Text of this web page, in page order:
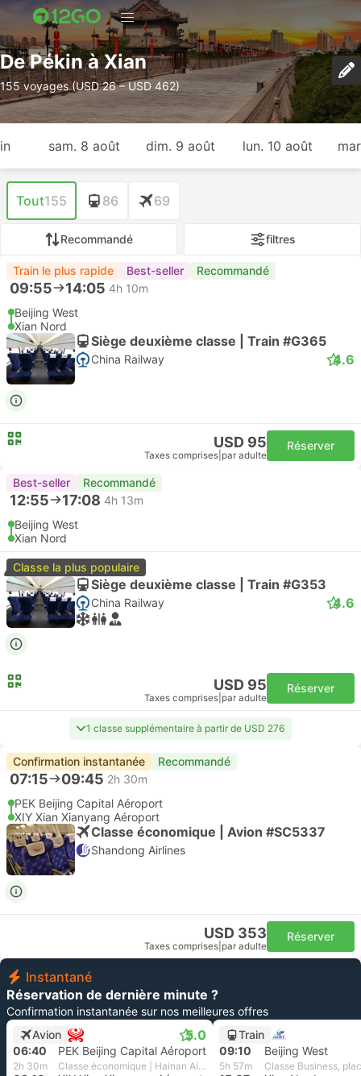
De Pékin à Xian
155 voyages (USD 26 – USD 462)
sam. 8 août dim. 9 août lun. 10 août
Tout155 86 69
Recommandé filtres
Train le plus rapide Best-seller Recommandé
09:55 14:05 4h 10m
Beijing West
Xian Nord
Siège deuxième classe | Train #G365
China Railway 4.6
USD 95
Taxes comprises par adulte
Réserver
Best-seller Recommandé
12:55 17:08 4h 13m
Beijing West
Xian Nord
Classe la plus populaire
Siège deuxième classe | Train #G353
China Railway 4.6
USD 95
Taxes comprises par adulte
Réserver
1 classe supplémentaire à partir de USD 276
Confirmation instantanée Recommandé
07:15 09:45 2h 30m
PEK Beijing Capital Aéroport
XIY Xian Xianyang Aéroport
Classe économique | Avion #SC5337
Shandong Airlines
USD 353
Taxes comprises par adulte
Réserver
Instantané
Réservation de dernière minute ?
Confirmation instantanée sur nos meilleures offres
Avion
5.0
06:40 PEK Beijing Capital Aéroport
2h 30m Classe économique | Hainan Airlines
Train
09:10
Beijing West
5h 57m